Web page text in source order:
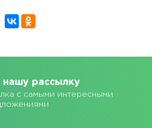
нашу рассылку
с самыми интересными